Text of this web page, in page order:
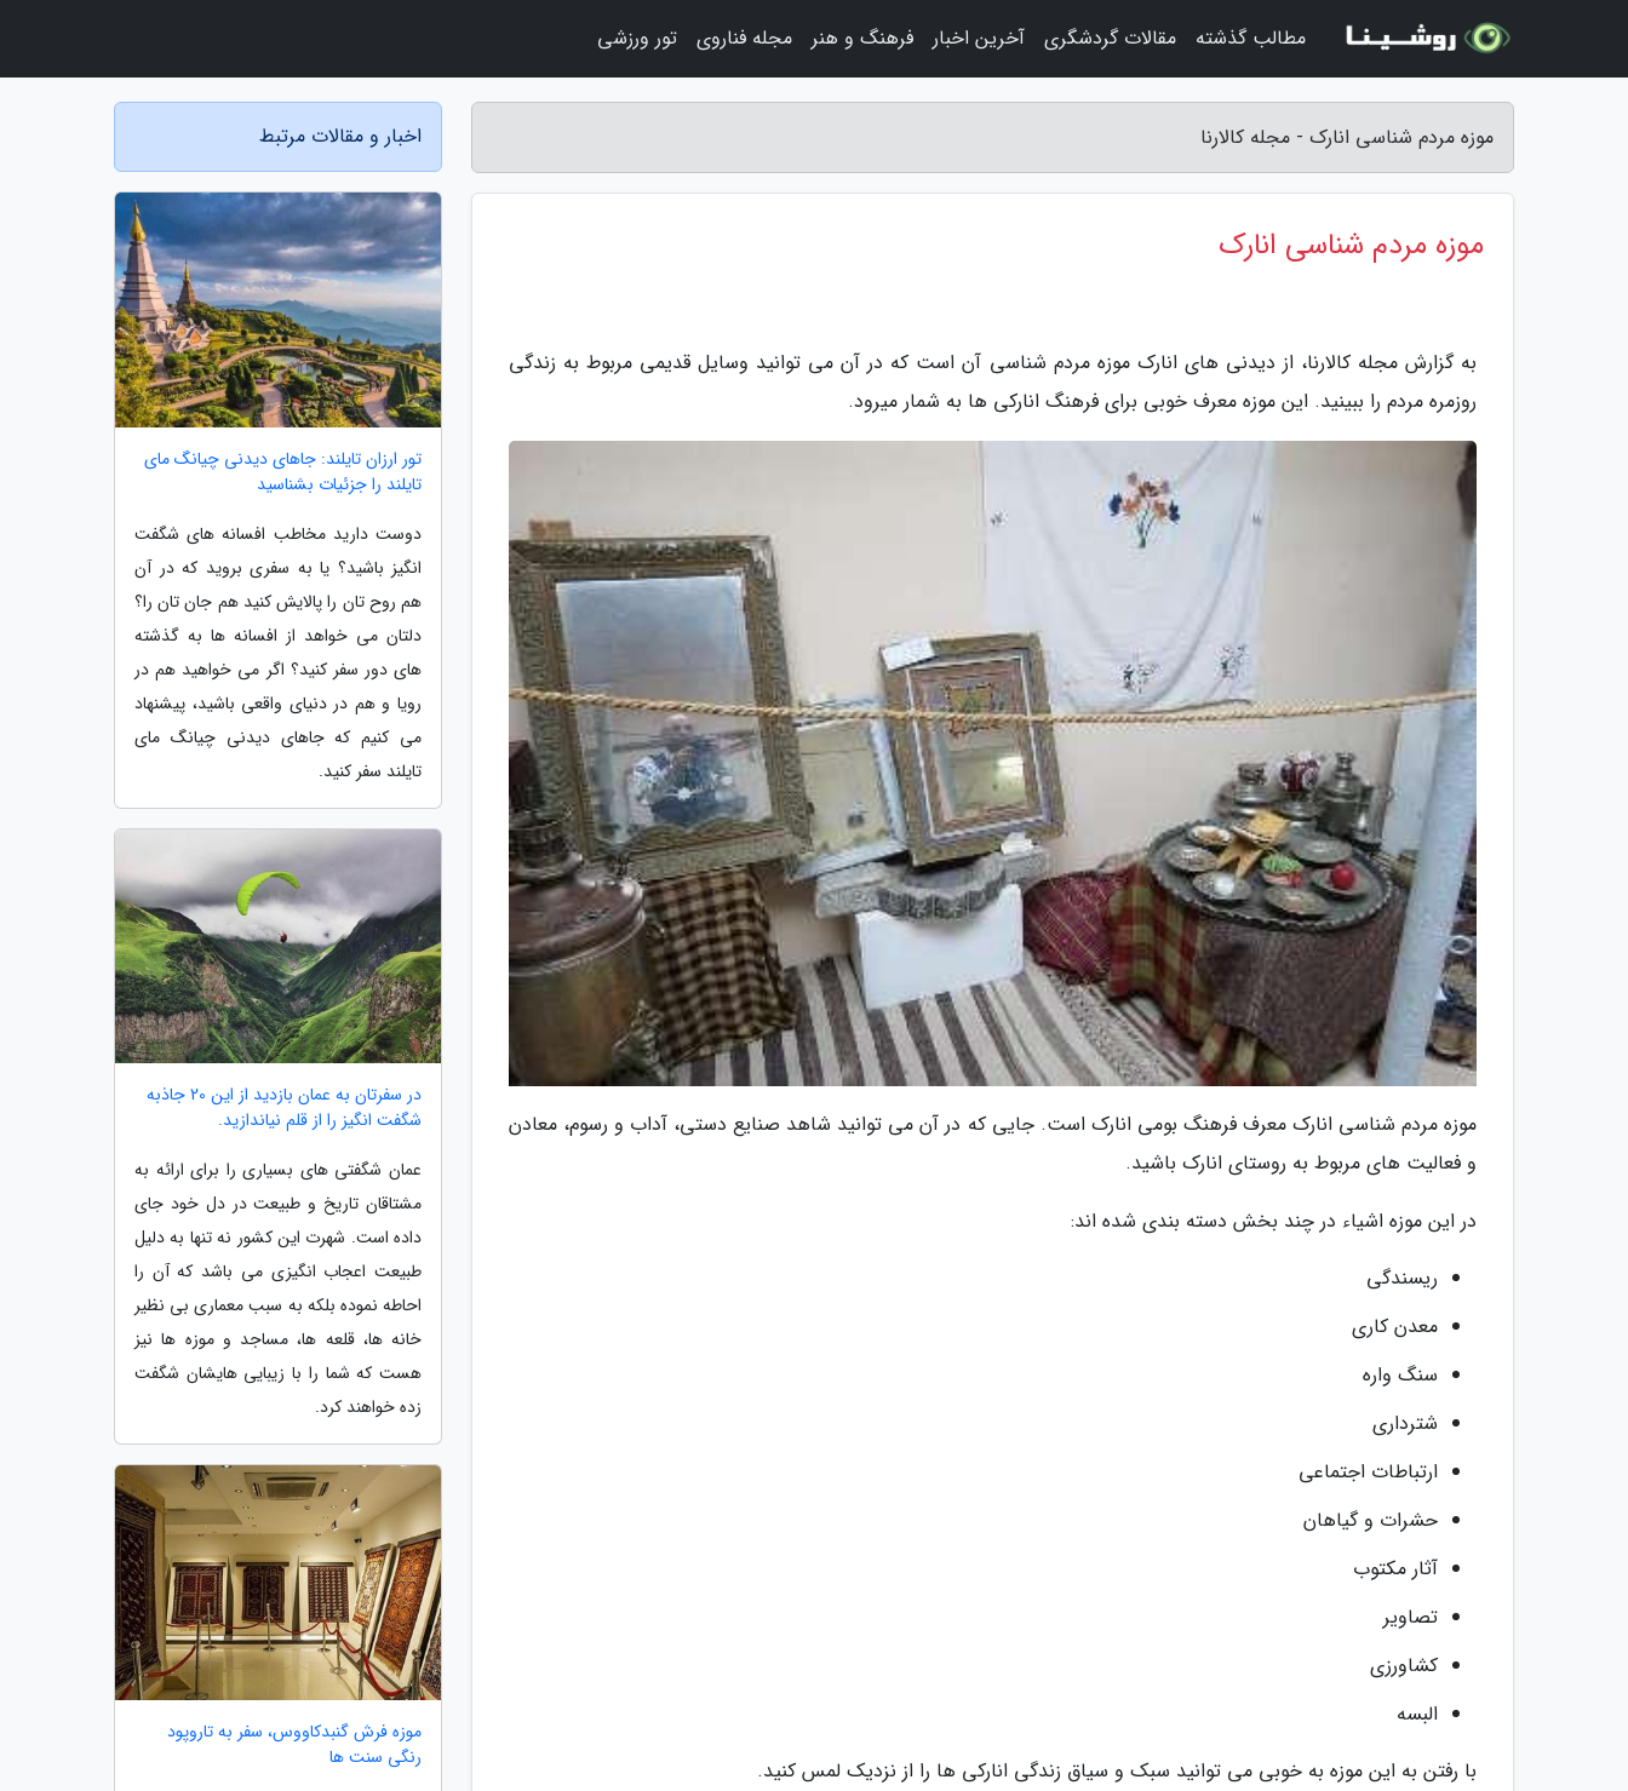
موزه مردم شناسی انارک - مجله کالارنا
موزه مردم شناسی انارک
به گزارش مجله کالارنا، از دیدنی های انارک موزه مردم شناسی آن است که در آن می توانید وسایل قدیمی مربوط به زندگی
روزمره مردم را ببینید. این موزه معرف خوبی برای فرهنگ انارکی ها به شمار میرود.
موزه مردم شناسی انارک معرف فرهنگ بومی انارک است. جایی که در آن می توانید شاهد صنایع دستی، آداب و رسوم، معادن
و فعالیت های مربوط به روستای انارک باشید.
در این موزه اشیاء در چند بخش دسته بندی شده اند:
ریسندگی
معدن کاری
سنگ واره
شترداری
ارتباطات اجتماعی
حشرات و گیاهان
آثار مکتوب
تصاویر
کشاورزی
البسه
با رفتن به این موزه به خوبی می توانید سبک و سیاق زندگی انارکی ها را از نزدیک لمس کنید.
اخبار و مقالات مرتبط
تور ارزان تایلند: جاهای دیدنی چیانگ مای
تایلند را جزئیات بشناسید
دوست دارید مخاطب افسانه های شگفت
انگیز باشید؟ یا به سفری بروید که در آن
هم روح تان را پالایش کنید هم جان تان را؟
دلتان می خواهد از افسانه ها به گذشته
های دور سفر کنید؟ اگر می خواهید هم در
رویا و هم در دنیای واقعی باشید، پیشنهاد
می کنیم که جاهای دیدنی چیانگ مای
تایلند سفر کنید.
در سفرتان به عمان بازدید از این 20 جاذبه
شگفت انگیز را از قلم نیاندازید.
عمان شگفتی های بسیاری را برای ارائه به
مشتاقان تاریخ و طبیعت در دل خود جای
داده است. شهرت این کشور نه تنها به دلیل
طبیعت اعجاب انگیزی می باشد که آن را
احاطه نموده بلکه به سبب معماری بی نظیر
خانه ها، قلعه ها، مساجد و موزه ها نیز
هست که شما را با زیبایی هایشان شگفت
زده خواهند کرد.
موزه فرش گنبدکاووس، سفر به تاروپود
رنگی سنت ها
مطالب گذشته مقالات گردشگری آخرین اخبار فرهنگ و هنر مجله فناروی تور ورزشی